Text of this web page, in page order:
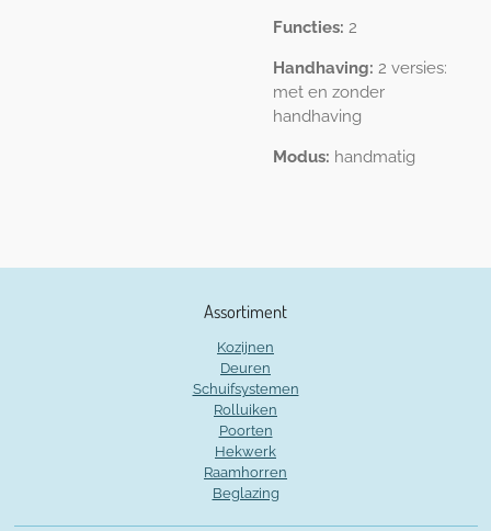
Functies: 2
Handhaving: 2 versies:
met en zonder
handhaving
Modus: handmatig
Assortiment
Kozijnen
Deuren
Schuifsystemen
Rolluiken
Poorten
Hekwerk
Raamhorren
Beglazing